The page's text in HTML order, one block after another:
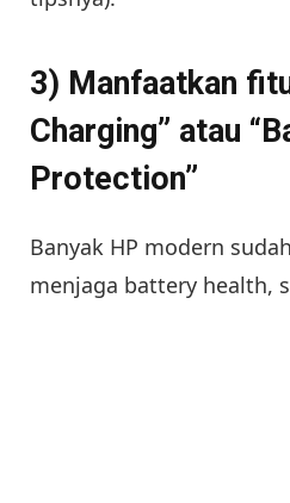
3) Manfaatkan
Charging” atau
Protection”
Banyak HP modern
menjaga battery health,